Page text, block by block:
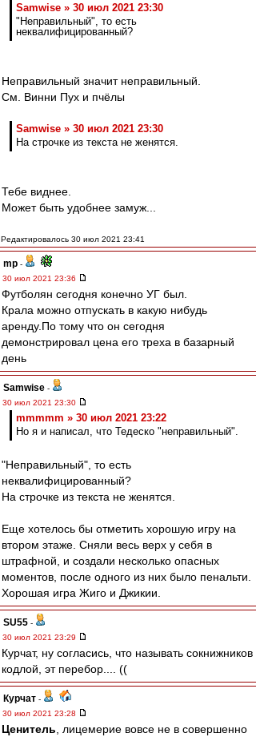
Samwise » 30 июл 2021 23:30
"Неправильный", то есть
неквалифицированный?
Неправильный значит неправильный.
См. Винни Пух и пчёлы
Samwise » 30 июл 2021 23:30
На строчке из текста не женятся.
Тебе виднее.
Может быть удобнее замуж...
Редактировалось 30 июл 2021 23:41
mp -
30 июл 2021 23:36
Футболян сегодня конечно УГ был.
Крала можно отпускать в какую нибудь
аренду.По тому что он сегодня
демонстрировал цена его треха в базарный
день
Samwise -
30 июл 2021 23:30
mmmmm » 30 июл 2021 23:22
Но я и написал, что Тедеско "неправильный".
"Неправильный", то есть
неквалифицированный?
На строчке из текста не женятся.
Еще хотелось бы отметить хорошую игру на
втором этаже. Сняли весь верх у себя в
штрафной, и создали несколько опасных
моментов, после одного из них было пенальти.
Хорошая игра Жиго и Джикии.
SU55 -
30 июл 2021 23:29
Курчат, ну согласись, что называть сокнижников
кодлой, эт перебор.... ((
Курчат -
30 июл 2021 23:28
Ценитель , лицемерие вовсе не в совершенно